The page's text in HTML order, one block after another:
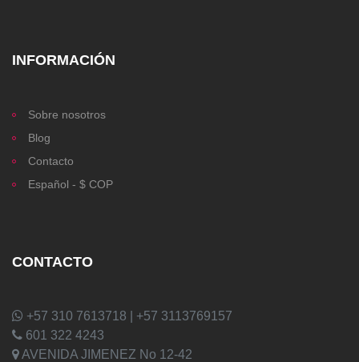
INFORMACIÓN
Sobre nosotros
Blog
Contacto
Español - $ COP
CONTACTO
+57 310 7613718 | +57 3113769157
601 322 4243
AVENIDA JIMENEZ No 12-42